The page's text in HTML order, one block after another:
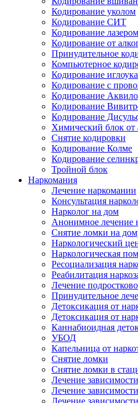
Кодирование уколом
Кодирование СИТ
Кодирование лазером
Кодирование от
Принудительное
Компьютерное
Кодирование
Кодирование с
Кодирование
Кодирование
Кодирование
Химический блок от
Снятие кодировки
Кодирование Колме
Кодирование
Тройной блок
Наркомания
Лечение наркомании
Консультация
Нарколог на дом
Анонимное лечение
Снятие ломки на
Наркологический
Наркологическая
Ресоциализация
Реабилитация
Лечение
Принудительное
Детоксикация от
Детоксикация от
Каннабиоидная
УБОД
Капельница от
Снятие ломки
Снятие ломки в
Лечение
Лечение
Лечение